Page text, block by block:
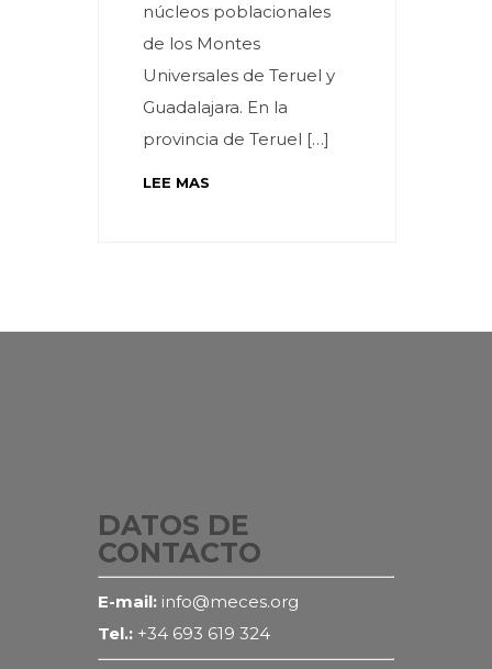
núcleos poblacionales
de los Montes
Universales de Teruel y
Guadalajara. En la
provincia de Teruel […]
LEE MAS
DATOS DE
CONTACTO
E-mail: info@meces.org
Tel.: +34 693 619 324